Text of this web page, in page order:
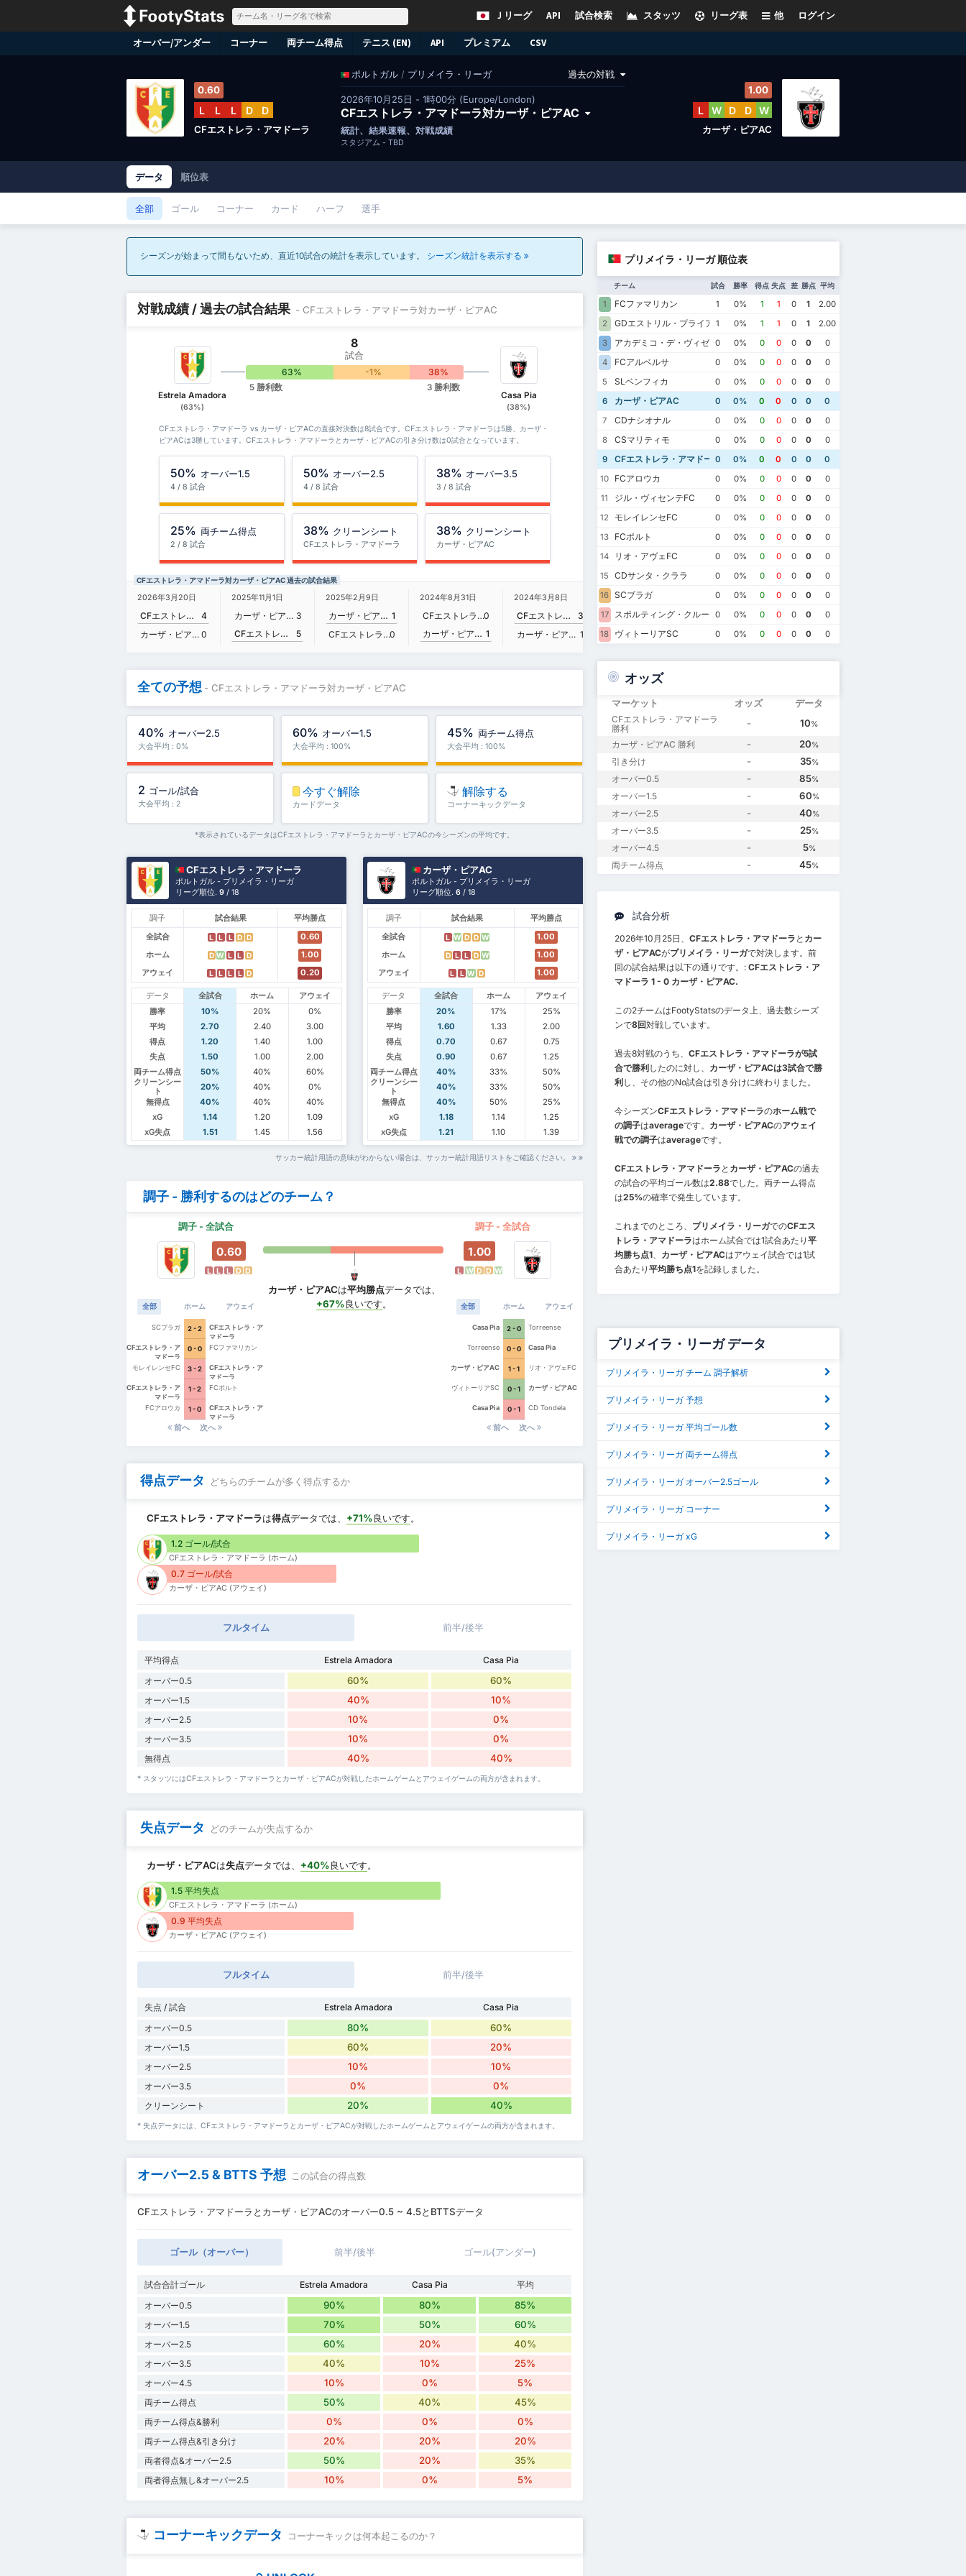
ログイン
他
リーグ表
スタッツ
試合検索
API
Ｊリーグ
オーバー/アンダー コーナー 両チーム得点 テニス (EN) API プレミアム CSV
ポルトガル / プリメイラ・リーガ 過去の対戦
2026年10月25日 - 1時00分 (Europe/London)
CFエストレラ・アマドーラ対カーザ・ピアAC
統計、結果速報、対戦成績
スタジアム - TBD
0.60
L L L D D
CFエストレラ・アマドーラ
1.00
L W D D W
カーザ・ピアAC
データ 順位表
全部 ゴール コーナー カード ハーフ 選手
シーズンが始まって間もないため、直近10試合の統計を表示しています。 シーズン統計を表示する
対戦成績 / 過去の試合結果 - CFエストレラ・アマドーラ対カーザ・ピアAC
Estrela Amadora
(63%)
8
試合
63% -1% 38%
5 勝利数 3 勝利数
Casa Pia
(38%)
CFエストレラ・アマドーラ vs カーザ・ピアACの直接対決数は8試合です。CFエストレラ・アマドーラは5勝、カーザ・
ピアACは3勝しています。CFエストレラ・アマドーラとカーザ・ピアACの引き分け数は0試合となっています。
50% オーバー1.5
4 / 8 試合
50% オーバー2.5
4 / 8 試合
38% オーバー3.5
3 / 8 試合
25% 両チーム得点
2 / 8 試合
38% クリーンシート
CFエストレラ・アマドーラ
38% クリーンシート
カーザ・ピアAC
CFエストレラ・アマドーラ対カーザ・ピアAC 過去の試合結果
2026年3月20日
CFエストレラ・アマドーラ
4
カーザ・ピアAC 0
2025年11月1日
カーザ・ピアAC 3
CFエストレラ・アマドーラ
5
2025年2月9日
カーザ・ピアAC 1
CFエストレラ・アマドーラ0
2024年8月31日
CFエストレラ・アマドーラ0
カーザ・ピアAC 1
2024年3月8日
CFエストレラ・アマドーラ
3
カーザ・ピアAC 1
2023年10月8日
カーザ・ピアAC 0
CFエストレラ・アマドーラ
1
2022年4月23日
カーザ・ピアAC
CFエストレラ・アマドーラ
2021年12月13日
全ての予想 - CFエストレラ・アマドーラ対カーザ・ピアAC
40% オーバー2.5
大会平均 : 0%
60% オーバー1.5
大会平均 : 100%
45% 両チーム得点
大会平均 : 100%
2 ゴール/試合
大会平均 : 2
今すぐ解除
カードデータ
解除する
コーナーキックデータ
*表示されているデータはCFエストレラ・アマドーラとカーザ・ピアACの今シーズンの平均です。
CFエストレラ・アマドーラ
ポルトガル - プリメイラ・リーガ
リーグ順位.9 / 18
調子 試合結果
平均勝点
全試合
L L L D D
0.60
ホーム
D W L L D
1.00
アウェイ
L L L L D 0.20
データ 全試合 ホーム
アウェイ
勝率
10% 20%
0%
平均
2.70 2.40
3.00
得点
1.20 1.40
1.00
失点
1.50 1.00
2.00
両チーム得点
50% 40%
60%
クリーンシー
ト
20% 40%
0%
無得点
40% 40%
40%
xG
1.14 1.20
1.09
xG失点
1.51 1.45 1.56
カーザ・ピアAC
ポルトガル - プリメイラ・リーガ
リーグ順位.6 / 18
調子 試合結果
平均勝点
全試合
L W D D W
1.00
ホーム
D L L D W
1.00
アウェイ
L L W D 1.00
データ 全試合 ホーム
アウェイ
勝率
20% 17%
25%
平均
1.60 1.33
2.00
得点
0.70 0.67
0.75
失点
0.90 0.67
1.25
両チーム得点
40% 33%
50%
クリーンシー
ト
40% 33%
50%
無得点
40% 50%
25%
xG
1.18 1.14
1.25
xG失点
1.21 1.10 1.39
サッカー統計用語の意味がわからない場合は、サッカー統計用語リストをご確認ください。
調子 - 勝利するのはどのチーム？
調子 - 全試合 調子 - 全試合
0.60
L L L D D
全部 ホーム アウェイ
SCブラガ 2 - 2
CFエストレラ・ア
マドーラ
CFエストレラ・ア
マドーラ
0 - 0 FCファマリカン
モレイレンセFC 3 - 2
CFエストレラ・ア
マドーラ
CFエストレラ・ア
マドーラ
1 - 2 FCポルト
FCアロウカ 1 - 0
CFエストレラ・ア
マドーラ
前へ 次へ
カーザ・ピアACは平均勝点データでは、
+67%良いです。
1.00
L W D D W
全部 ホーム アウェイ
Casa Pia 2 - 0 Torreense
Torreense 0 - 0 Casa Pia
カーザ・ピアAC 1 - 1 リオ・アヴェFC
ヴィトーリアSC 0 - 1 カーザ・ピアAC
Casa Pia 0 - 1 CD Tondela
前へ 次へ
得点データ どちらのチームが多く得点するか
CFエストレラ・アマドーラは得点データでは、 +71%良いです。
1.2 ゴール/試合
CFエストレラ・アマドーラ (ホーム)
0.7 ゴール/試合
カーザ・ピアAC (アウェイ)
フルタイム 前半/後半
平均得点 Estrela Amadora
Casa Pia
オーバー0.5
60% 60%
オーバー1.5 40% 10%
オーバー2.5 10% 0%
オーバー3.5 10% 0%
無得点 40% 40%
* スタッツにはCFエストレラ・アマドーラとカーザ・ピアACが対戦したホームゲームとアウェイゲームの両方が含まれます。
失点データ どのチームが失点するか
カーザ・ピアACは失点データでは、 +40%良いです。
1.5 平均失点
CFエストレラ・アマドーラ (ホーム)
0.9 平均失点
カーザ・ピアAC (アウェイ)
フルタイム 前半/後半
失点 / 試合 Estrela Amadora
Casa Pia
オーバー0.5
80% 60%
オーバー1.5 60% 20%
オーバー2.5 10% 10%
オーバー3.5 0% 0%
クリーンシート 20% 40%
* 失点データには、CFエストレラ・アマドーラとカーザ・ピアACが対戦したホームゲームとアウェイゲームの両方が含まれます。
オーバー2.5 & BTTS 予想 この試合の得点数
CFエストレラ・アマドーラとカーザ・ピアACのオーバー0.5 ~ 4.5とBTTSデータ
ゴール（オーバー） 前半/後半 ゴール(アンダー)
試合合計ゴール Estrela Amadora Casa Pia
平均
オーバー0.5
90% 80% 85%
オーバー1.5 70% 50% 60%
オーバー2.5 60% 20% 40%
オーバー3.5 40% 10% 25%
オーバー4.5 10% 0% 5%
両チーム得点 50% 40% 45%
両チーム得点&勝利 0% 0% 0%
両チーム得点&引き分け 20% 20% 20%
両者得点&オーバー2.5 50% 20% 35%
両者得点無し&オーバー2.5 10% 0% 5%
コーナーキックデータ コーナーキックは何本起こるのか？
プリメイラ・リーガ 順位表
チーム 試合 勝率 得点 失点 差 勝点 平均
1 FCファマリカン 1 0% 1 1 0 1
2.00
2
GDエストリル・プライア 1 0% 1 1 0 1
2.00
3
アカデミコ・デ・ヴィゼウFC
0 0% 0 0 0 0
0
4
FCアルベルサ 0 0% 0 0 0 0
0
5
SLベンフィカ 0 0% 0 0 0 0
0
6
カーザ・ピアAC 0 0% 0 0 0 0
0
7
CDナシオナル 0 0% 0 0 0 0
0
8
CSマリティモ 0 0% 0 0 0 0
0
9
CFエストレラ・アマドーラ
0 0% 0 0 0 0
0
10
FCアロウカ 0 0% 0 0 0 0
0
11
ジル・ヴィセンテFC 0 0% 0 0 0 0
0
12
モレイレンセFC 0 0% 0 0 0 0
0
13
FCポルト 0 0% 0 0 0 0
0
14
リオ・アヴェFC 0 0% 0 0 0 0
0
15
CDサンタ・クララ 0 0% 0 0 0 0
0
16 SCブラガ 0 0% 0 0 0 0
0
17
スポルティング・クルーベ・デ・ポルトゥガル
0 0% 0 0 0 0
0
18
ヴィトーリアSC 0 0% 0 0 0 0 0
オッズ
マーケット オッズ データ
CFエストレラ・アマドーラ
勝利
- 10%
カーザ・ピアAC 勝利 - 20%
引き分け - 35%
オーバー0.5 - 85%
オーバー1.5 - 60%
オーバー2.5 - 40%
オーバー3.5 - 25%
オーバー4.5 - 5%
両チーム得点 - 45%
試合分析
2026年10月25日、 CFエストレラ・アマドーラ と カー
ザ・ピアACがプリメイラ・リーガで対決します。前
回の試合結果は以下の通りです。: CFエストレラ・ア
マドーラ 1 - 0 カーザ・ピアAC.
この2チームはFootyStatsのデータ上、過去数シーズ
ンで8回対戦しています。
過去8対戦のうち、 CFエストレラ・アマドーラが5試
合で勝利 したのに対し、 カーザ・ピアACは3試合で勝
利 し、その他のNo試合は引き分けに終わりました。
今シーズンCFエストレラ・アマドーラのホーム戦で
の調子はaverageです。 カーザ・ピアACのアウェイ
戦での調子はaverageです。
CFエストレラ・アマドーラ と カーザ・ピアACの過去
の試合の平均ゴール数は2.88でした。両チーム得点
は25%の確率で発生しています。
これまでのところ、 プリメイラ・リーガでのCFエス
トレラ・アマドーラはホーム試合では1試合あたり 平
均勝ち点1、 カーザ・ピアACはアウェイ試合では1試
合あたり 平均勝ち点1を記録しました。
プリメイラ・リーガ データ
プリメイラ・リーガ チーム 調子解析
プリメイラ・リーガ 予想
プリメイラ・リーガ 平均ゴール数
プリメイラ・リーガ 両チーム得点
プリメイラ・リーガ オーバー2.5ゴール
プリメイラ・リーガ コーナー
プリメイラ・リーガ xG